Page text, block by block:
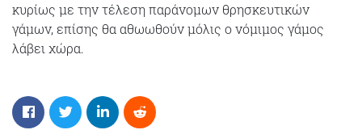
κυρίως με την τέλεση παράνομων θρησκευτικών
γάμων, επίσης θα αθωωθούν μόλις ο νόμιμος γάμος
λάβει χώρα.